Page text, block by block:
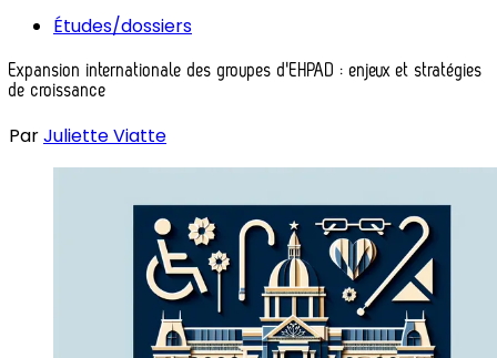
Études/dossiers
Expansion internationale des groupes d'EHPAD : enjeux et stratégies
de croissance
ParJuliette Viatte